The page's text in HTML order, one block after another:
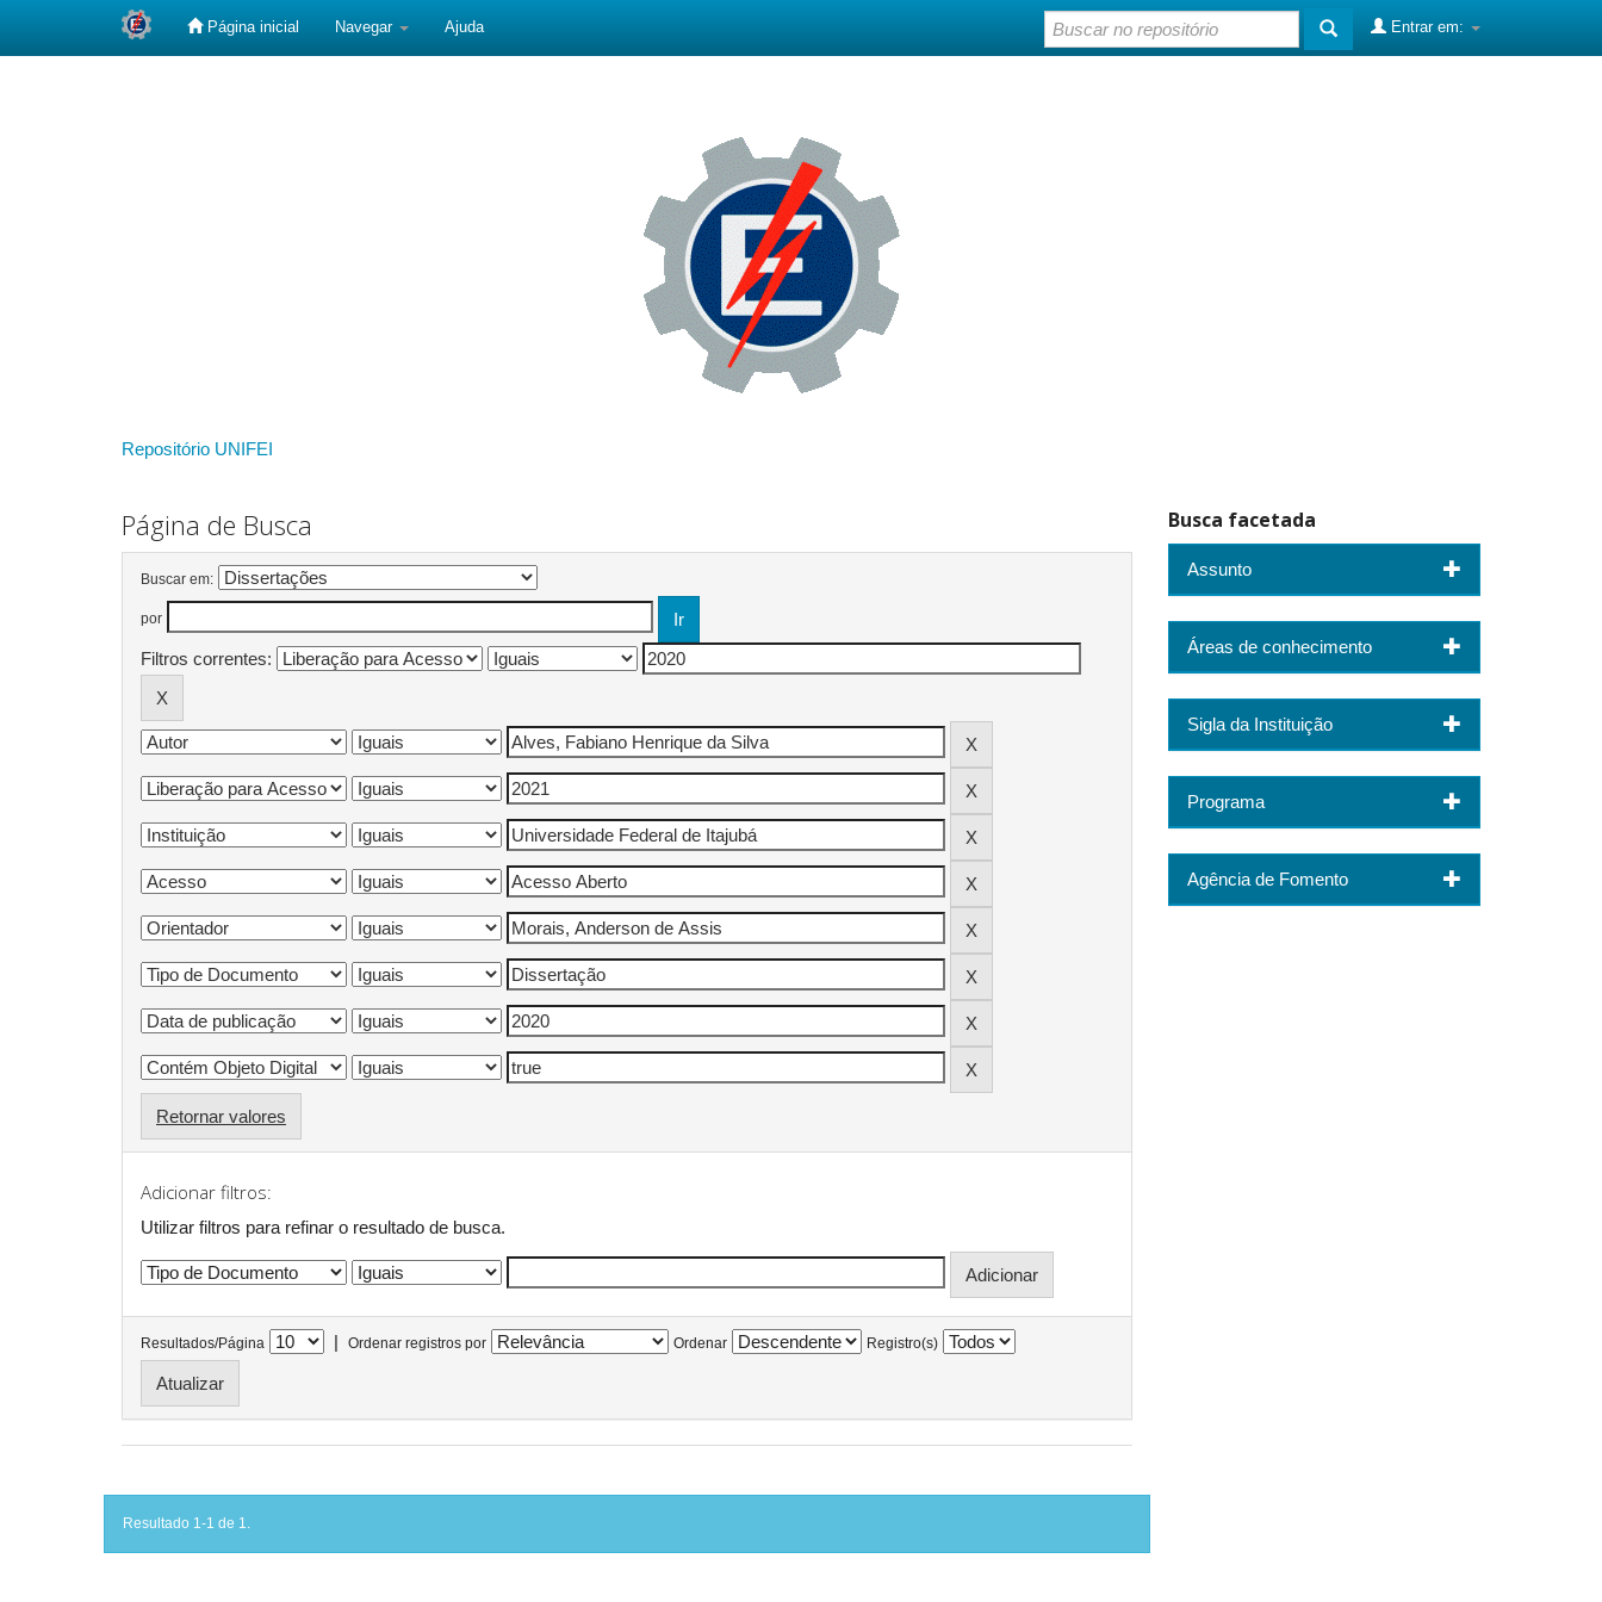
Página inicial Navegar Ajuda Entrar em:
Repositório UNIFEI
Página de Busca
Buscar em:
por
Filtros correntes:
Retornar valores
Adicionar filtros:
Utilizar filtros para refinar o resultado de busca.
Resultados/Página | Ordenar registros por Ordenar Registro(s)
Resultado 1-1 de 1.
Busca facetada
Assunto
Áreas de conhecimento
Sigla da Instituição
Programa
Agência de Fomento